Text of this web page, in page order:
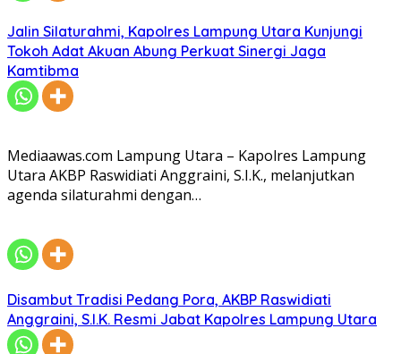
Jalin Silaturahmi, Kapolres Lampung Utara Kunjungi
Tokoh Adat Akuan Abung Perkuat Sinergi Jaga
Kamtibma
Mediaawas.com Lampung Utara – Kapolres Lampung
Utara AKBP Raswidiati Anggraini, S.I.K., melanjutkan
agenda silaturahmi dengan…
Disambut Tradisi Pedang Pora, AKBP Raswidiati
Anggraini, S.I.K. Resmi Jabat Kapolres Lampung Utara